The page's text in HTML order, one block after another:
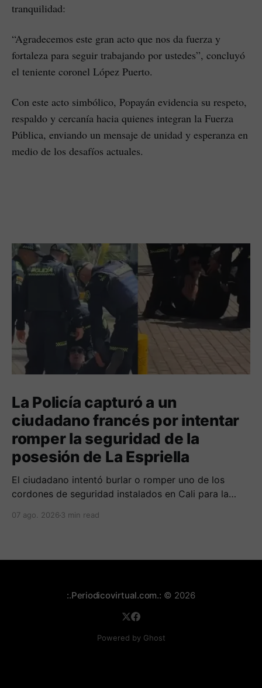
tranquilidad:
“Agradecemos este gran acto que nos da fuerza y
fortaleza para seguir trabajando por ustedes”, concluyó
el teniente coronel López Puerto.
Con este acto simbólico, Popayán evidencia su respeto,
respaldo y cercanía hacia quienes integran la Fuerza
Pública, enviando un mensaje de unidad y esperanza en
medio de los desafíos actuales.
La Policía capturó a un
ciudadano francés por intentar
romper la seguridad de la
posesión de La Espriella
El ciudadano intentó burlar o romper uno de los
cordones de seguridad instalados en Cali para la
Espriella.
07 ago. 2026 3 min read
:.Periodicovirtual.com.: © 2026
Powered by Ghost